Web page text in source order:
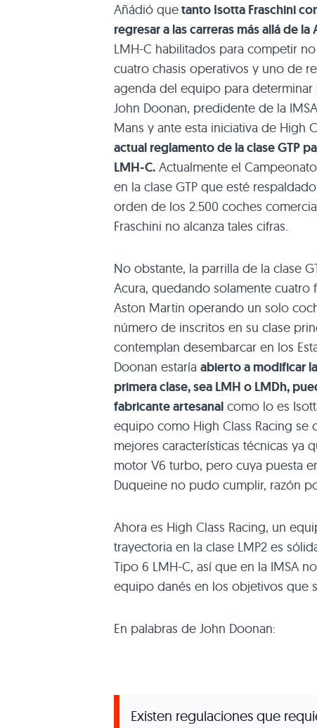
Añádió quetanto Isotta Fraschini
regresar a las carreras más allá de la
LMH-C habilitados para competir
cuatro chasis operativos y uno de
agenda del equipo para
John Doonan, predidente de la
Mans y ante esta iniciativa de High
actual reglamento de la clase GTP
LMH-C. Actualmente el
en la clase GTP que esté
orden de los 2.500 coches
Fraschini no alcanza tales cifras.
No obstante, la parrilla de la clase
Acura, quedando solamente
Aston Martin operando un solo
número de inscritos en su clase
contemplan desembarcar en los
Doonan estaría abierto a modificar
primera clase, sea LMH o LMDh,
fabricante artesanal como lo es
equipo como High Class Racing
mejores características técnicas ya
motor V6 turbo, pero cuya puesta
Duqueine no pudo cumplir, razón
Ahora es High Class Racing, un
trayectoria en la clase LMP2 es
Tipo 6 LMH-C, así que en la IMSA
equipo danés en los objetivos que
En palabras de John Doonan:
Existen regulaciones que